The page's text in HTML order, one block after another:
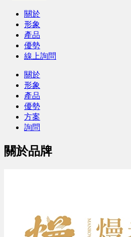
關於
形象
產品
優勢
線上詢問
關於
形象
產品
優勢
方案
詢問
關於品牌